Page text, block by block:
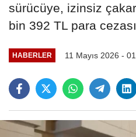
sürücüye, izinsiz
bin 392 TL para
HABERLER 11 Mayıs 2026 -